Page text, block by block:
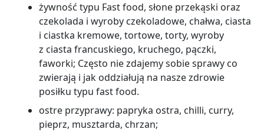
żywność typu Fast food, słone przekąski oraz
czekolada i wyroby czekoladowe, chałwa, ciasta
i ciastka kremowe, tortowe, torty, wyroby
z ciasta francuskiego, kruchego, pączki,
faworki; Często nie zdajemy sobie sprawy co
zwierają i jak oddziałują na nasze zdrowie
posiłku typu fast food.
ostre przyprawy: papryka ostra, chilli, curry,
pieprz, musztarda, chrzan;